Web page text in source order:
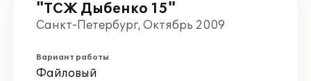
"ТСЖ Дыбенко 15"
Санкт-Петербург, Октябрь 2009
Вариант работы
Файловый